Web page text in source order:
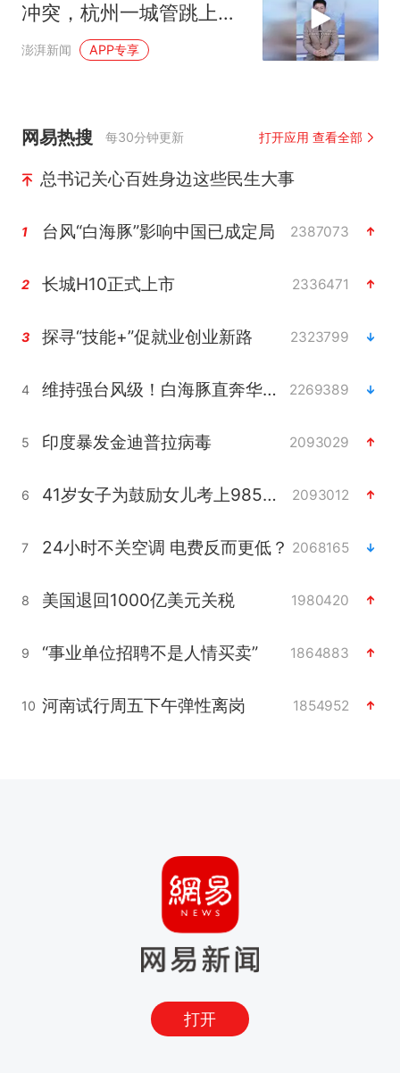
冲突，杭州一城管跳上三
轮车抢夺控制权，警方已
澎湃新闻 APP专享
网易热搜 每30分钟更新 打开应用 查看全部
总书记关心百姓身边这些民生大事
1 台风“白海豚”影响中国已成定局 2387073
2 长城H10正式上市 2336471
3 探寻“技能+”促就业创业新路 2323799
4 维持强台风级！白海豚直奔华东沿海 2269389
5 印度暴发金迪普拉病毒 2093029
6 41岁女子为鼓励女儿考上985研究生 2093012
7 24小时不关空调 电费反而更低？ 2068165
8 美国退回1000亿美元关税 1980420
9 “事业单位招聘不是人情买卖” 1864883
10 河南试行周五下午弹性离岗 1854952
打开